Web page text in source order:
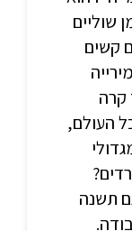
שוליים
קשים
קרה
העולם,
תשנה